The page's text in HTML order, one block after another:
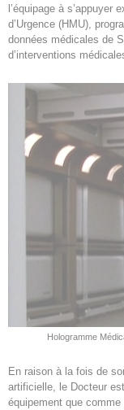
l’équipage à s’appuyer
d’Urgence (HMU),
données médicales de
d’interventions
Hologramme
En raison à la fois de
artificielle, le Docteur
équipement que